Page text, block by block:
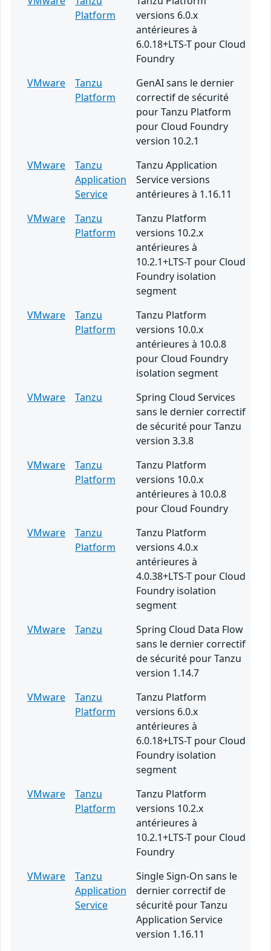
Platform
versions 6.0.x
antérieures à
6.0.18+LTS-T pour Cloud
Foundry
VMware
Tanzu
Platform
GenAI sans le dernier
correctif de sécurité
pour Tanzu Platform
pour Cloud Foundry
version 10.2.1
VMware
Tanzu
Application
Service
Tanzu Application
Service versions
antérieures à 1.16.11
VMware
Tanzu
Platform
Tanzu Platform
versions 10.2.x
antérieures à
10.2.1+LTS-T pour Cloud
Foundry isolation
segment
VMware
Tanzu
Platform
Tanzu Platform
versions 10.0.x
antérieures à 10.0.8
pour Cloud Foundry
isolation segment
VMware
Tanzu
Spring Cloud Services
sans le dernier correctif
de sécurité pour Tanzu
version 3.3.8
VMware
Tanzu
Platform
Tanzu Platform
versions 10.0.x
antérieures à 10.0.8
pour Cloud Foundry
VMware
Tanzu
Platform
Tanzu Platform
versions 4.0.x
antérieures à
4.0.38+LTS-T pour Cloud
Foundry isolation
segment
VMware
Tanzu
Spring Cloud Data Flow
sans le dernier correctif
de sécurité pour Tanzu
version 1.14.7
VMware
Tanzu
Platform
Tanzu Platform
versions 6.0.x
antérieures à
6.0.18+LTS-T pour Cloud
Foundry isolation
segment
VMware
Tanzu
Platform
Tanzu Platform
versions 10.2.x
antérieures à
10.2.1+LTS-T pour Cloud
Foundry
VMware
Tanzu
Application
Service
Single Sign-On sans le
dernier correctif de
sécurité pour Tanzu
Application Service
version 1.16.11